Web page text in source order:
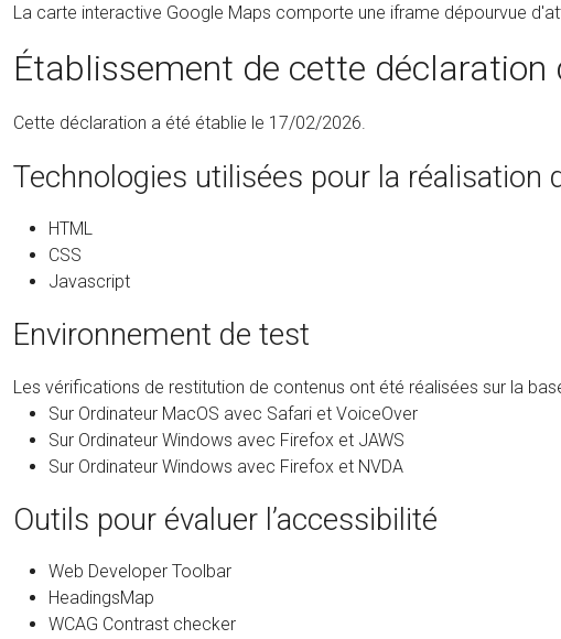
La carte interactive Google Maps comporte une iframe dépourvue
Établissement de cette déclaration
Cette déclaration a été établie le 17/02/2026.
Technologies utilisées pour la réalisation
HTML
CSS
Javascript
Environnement de test
Les vérifications de restitution de contenus ont été réalisées sur la
Sur Ordinateur MacOS avec Safari et VoiceOver
Sur Ordinateur Windows avec Firefox et JAWS
Sur Ordinateur Windows avec Firefox et NVDA
Outils pour évaluer l’accessibilité
Web Developer Toolbar
HeadingsMap
WCAG Contrast checker